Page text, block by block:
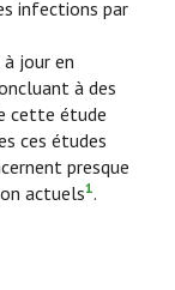
infections par
à jour en
à des
cette étude
ces études
presque
actuels1.